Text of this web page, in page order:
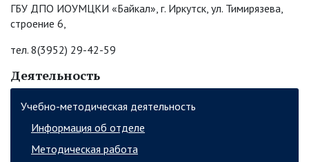
Деятельность
Учебно-методическая деятельность
Информация об отделе
Методическая работа
ГБУ ДПО ИОУМЦКИ «Байкал», г. Иркутск, ул. Тимирязева,
строение 6,
тел. 8(3952) 29-42-59